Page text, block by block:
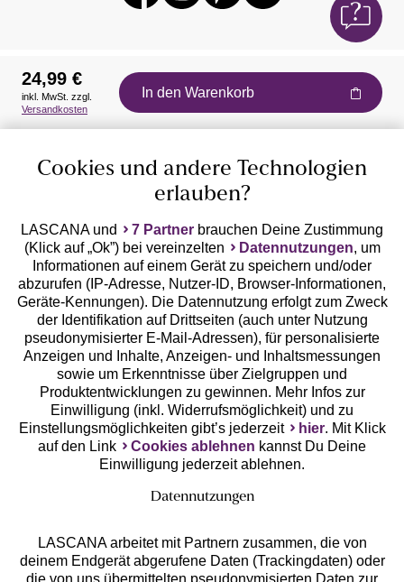
Auszeichnungen
Geprüfte Sicherheit
Unsere Apps
24,99 €
inkl. MwSt. zzgl.
Versandkosten
In den Warenkorb
Cookies und andere Technologien
erlauben?
LASCANA und 7 Partner brauchen Deine Zustimmung
(Klick auf „Ok”) bei vereinzelten
Datennutzungen, um
Informationen auf einem Gerät zu speichern und/oder
abzurufen (IP-Adresse, Nutzer-ID, Browser-Informationen,
Geräte-Kennungen). Die Datennutzung erfolgt zum Zweck
der Identifikation auf Drittseiten (auch unter Nutzung
pseudonymisierter E-Mail-Adressen), für personalisierte
Anzeigen und Inhalte, Anzeigen- und Inhaltsmessungen
sowie um Erkenntnisse über Zielgruppen und
Produktentwicklungen zu gewinnen. Mehr Infos zur
Einwilligung (inkl. Widerrufsmöglichkeit) und zu
Einstellungsmöglichkeiten gibt’s jederzeit
hier. Mit Klick
auf den Link
Cookies ablehnen kannst Du Deine
Einwilligung jederzeit ablehnen.
Datennutzungen
LASCANA arbeitet mit Partnern zusammen, die von
deinem Endgerät abgerufene Daten (Trackingdaten) oder